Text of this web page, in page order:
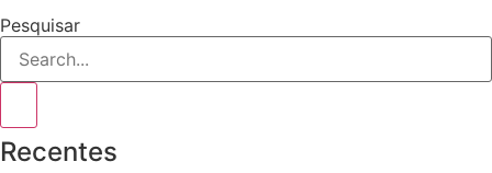
Pesquisar
Recentes